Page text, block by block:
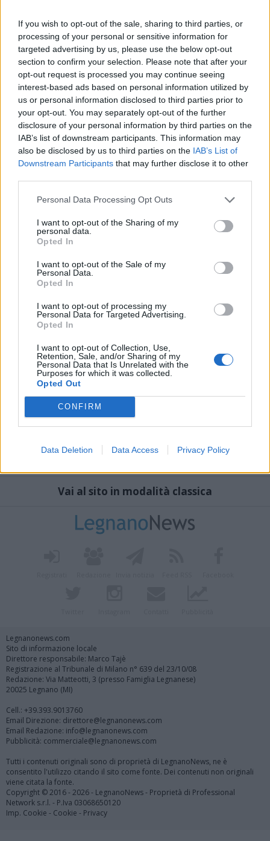
If you wish to opt-out of the sale, sharing to third parties, or
processing of your personal or sensitive information for
targeted advertising by us, please use the below opt-out
section to confirm your selection. Please note that after your
opt-out request is processed you may continue seeing
interest-based ads based on personal information utilized by
us or personal information disclosed to third parties prior to
your opt-out. You may separately opt-out of the further
disclosure of your personal information by third parties on the
IAB’s list of downstream participants. This information may
also be disclosed by us to third parties on the IAB’s List of
Downstream Participants that may further disclose it to other
Personal Data Processing Opt Outs
I want to opt-out of the Sharing of my
personal data.
Opted In
I want to opt-out of the Sale of my
Personal Data.
Opted In
I want to opt-out of processing my
Personal Data for Targeted Advertising.
Opted In
I want to opt-out of Collection, Use,
Retention, Sale, and/or Sharing of my
Personal Data that Is Unrelated with the
Purposes for which it was collected.
Opted Out
CONFIRM
Data Deletion Data Access Privacy Policy
Commenti
articolo.
commento esprime il pensiero dell'autore e non rappresenta la linea editoriale
di VareseNews.it, che rimane autonoma e indipendente. I messaggi inclusi nei
commenti non sono testi giornalistici, ma post inviati dai singoli lettori che
possono essere automaticamente pubblicati senza filtro preventivo. I commenti
Vai al sito in modalità classica
Legnanonews.com
Sito di informazione locale
Direttore responsabile: Marco Tajè
Registrazione al Tribunale di Milano n° 639 del 23/10/08
Redazione: Via Matteotti, 3 (presso Famiglia Legnanese)
20025 Legnano (MI)
Cell.: +39.393.9013760
Email Direzione: direttore@legnanonews.com
Email Redazione: info@legnanonews.com
Pubblicità: commerciale@legnanonews.com
Tutti i contenuti originali sono di proprietà di LegnanoNews, ne è
consentito l'utilizzo citando il sito come fonte. Dei contenuti non originali
viene citata la fonte.
Copyright © 2016 - 2026 - LegnanoNews - Proprietà di Professional
Network s.r.l. - P.Iva 03068650120
Imp. Cookie - Cookie - Privacy